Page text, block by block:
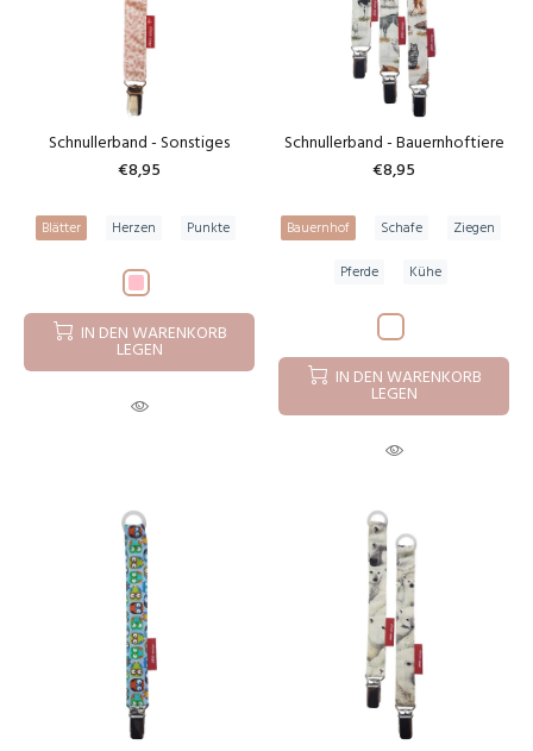
Schnullerband - Sonstiges
€8,95
Blätter Herzen Punkte
IN DEN WARENKORB
LEGEN
Schnullerband - Bauernhoftiere
€8,95
Bauernhof Schafe
Ziegen
Pferde
Kühe
IN DEN WARENKORB
LEGEN